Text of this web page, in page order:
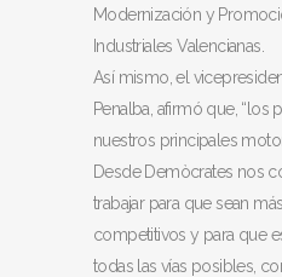
Modernización y
Industriales Valencianas.
Así mismo, el
Penalba, afirmó que,
nuestros principales
Desde Demòcrates nos
trabajar para que sean
competitivos y para que
todas las vías posibles,